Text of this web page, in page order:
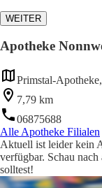
WEITER
Apotheke
Primstal-
7,79 km
06875688
Alle Apotheke Filialen
Aktuell ist leider kein
verfügbar. Schau
solltest!